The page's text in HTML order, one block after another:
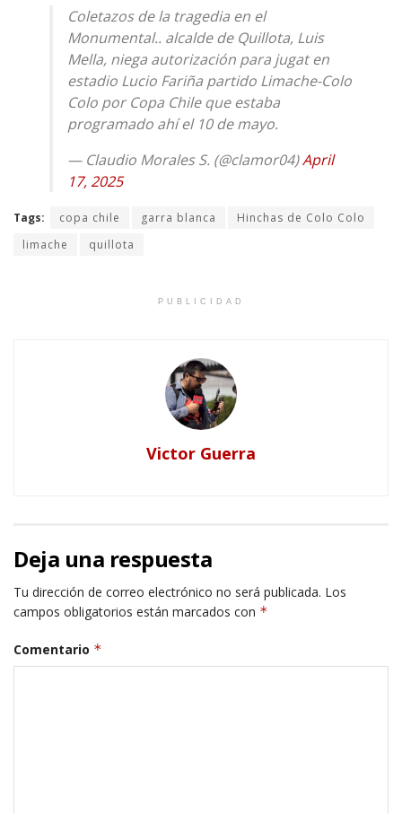
Coletazos de la tragedia en el
Monumental.. alcalde de Quillota, Luis
Mella, niega autorización para jugat en
estadio Lucio Fariña partido Limache-Colo
Colo por Copa Chile que estaba
programado ahí el 10 de mayo.
— Claudio Morales S. (@clamor04)April
17, 2025
Tags: copa chile garra blanca
Hinchas de Colo Colo
limache
quillota
PUBLICIDAD
Victor Guerra
Deja una respuesta
Tu dirección de correo electrónico no será publicada. Los
campos obligatorios están marcados con *
Comentario *